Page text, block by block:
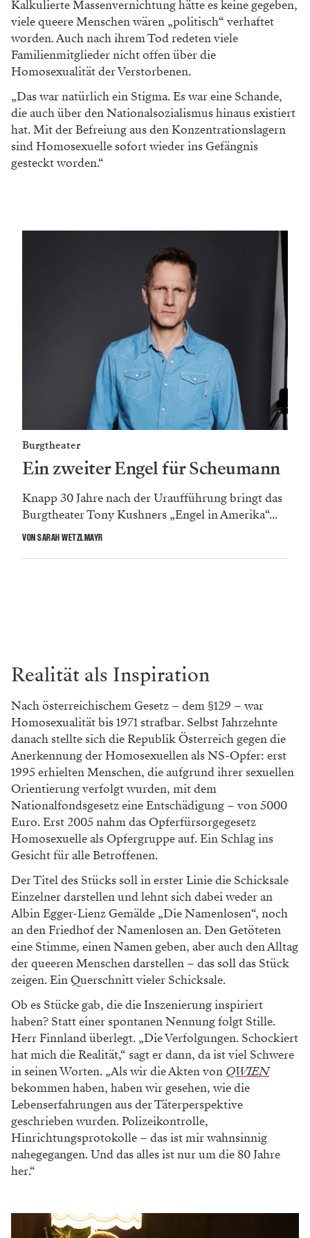
Kalkulierte Massenvernichtung hätte es keine gegeben,
viele queere Menschen wären „politisch“ verhaftet
worden. Auch nach ihrem Tod redeten viele
Familienmitglieder nicht offen über die
Homosexualität der Verstorbenen.
„Das war natürlich ein Stigma. Es war eine Schande,
die auch über den Nationalsozialismus hinaus existiert
hat. Mit der Befreiung aus den Konzentrationslagern
sind Homosexuelle sofort wieder ins Gefängnis
gesteckt worden.“
Burgtheater
Ein zweiter Engel für Scheumann
Knapp 30 Jahre nach der Uraufführung bringt das
Burgtheater Tony Kushners „Engel in Amerika“...
VON SARAH WETZLMAYR
Realität als Inspiration
Nach österreichischem Gesetz – dem §129 – war
Homosexualität bis 1971 strafbar. Selbst Jahrzehnte
danach stellte sich die Republik Österreich gegen die
Anerkennung der Homosexuellen als NS-Opfer: erst
1995 erhielten Menschen, die aufgrund ihrer sexuellen
Orientierung verfolgt wurden, mit dem
Nationalfondsgesetz eine Entschädigung – von 5000
Euro. Erst 2005 nahm das Opferfürsorgegesetz
Homosexuelle als Opfergruppe auf. Ein Schlag ins
Gesicht für alle Betroffenen.
Der Titel des Stücks soll in erster Linie die Schicksale
Einzelner darstellen und lehnt sich dabei weder an
Albin Egger-Lienz Gemälde „Die Namenlosen“, noch
an den Friedhof der Namenlosen an. Den Getöteten
eine Stimme, einen Namen geben, aber auch den Alltag
der queeren Menschen darstellen – das soll das Stück
zeigen. Ein Querschnitt vieler Schicksale.
Ob es Stücke gab, die die Inszenierung inspiriert
haben? Statt einer spontanen Nennung folgt Stille.
Herr Finnland überlegt. „Die Verfolgungen. Schockiert
hat mich die Realität,“ sagt er dann, da ist viel Schwere
in seinen Worten. „Als wir die Akten von QWIEN
bekommen haben, haben wir gesehen, wie die
Lebenserfahrungen aus der Täterperspektive
geschrieben wurden. Polizeikontrolle,
Hinrichtungsprotokolle – das ist mir wahnsinnig
nahegegangen. Und das alles ist nur um die 80 Jahre
her.“